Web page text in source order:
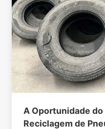
A Oportunidade
Reciclagem de